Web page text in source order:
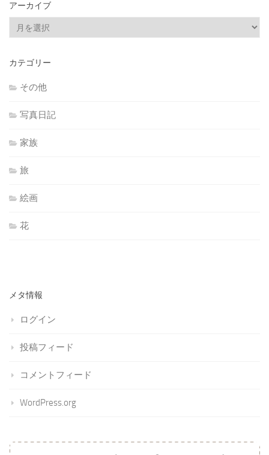
アーカイブ
ー
イ
カテゴリー
その他
写真日記
家族
旅
絵画
花
メタ情報
ログイン
投稿フィード
コメントフィード
WordPress.org